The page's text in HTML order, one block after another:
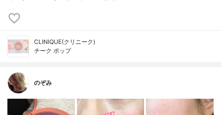
CLINIQUE(クリニーク)
チーク ポップ
のぞみ